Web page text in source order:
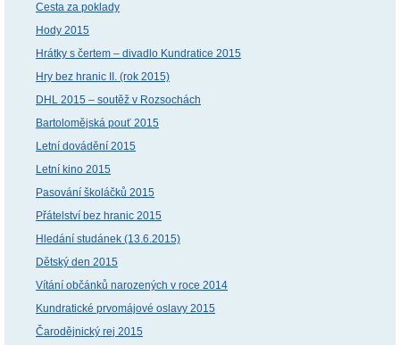
Cesta za poklady
Hody 2015
Hrátky s čertem – divadlo Kundratice 2015
Hry bez hranic II. (rok 2015)
DHL 2015 – soutěž v Rozsochách
Bartolomějská pouť 2015
Letní dovádění 2015
Letní kino 2015
Pasování školáčků 2015
Přátelství bez hranic 2015
Hledání studánek (13.6.2015)
Dětský den 2015
Vítání občánků narozených v roce 2014
Kundratické prvomájové oslavy 2015
Čarodějnický rej 2015